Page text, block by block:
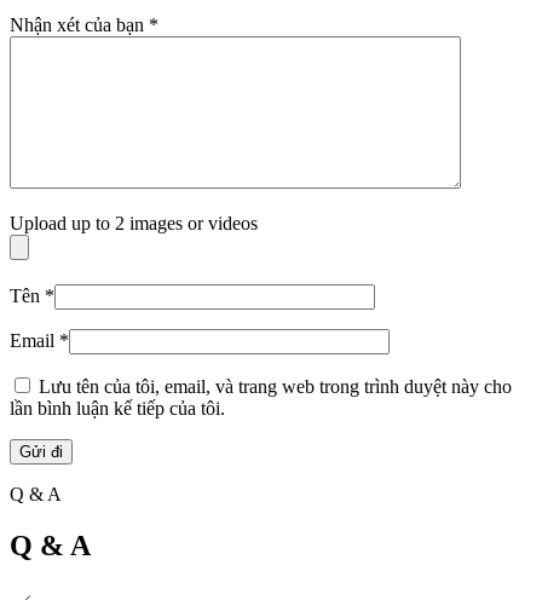
Nhận xét của bạn *
Upload up to 2 images or videos
Tên *
Email *
Lưu tên của tôi, email, và trang web trong trình duyệt này cho
lần bình luận kế tiếp của tôi.
Q & A
Q & A